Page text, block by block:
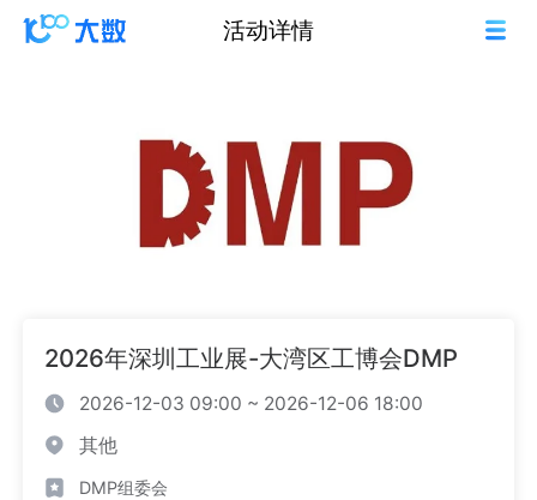
活动详情
2026年深圳工业展-大湾区工博会DMP
2026-12-03 09:00 ~ 2026-12-06 18:00
其他
DMP组委会